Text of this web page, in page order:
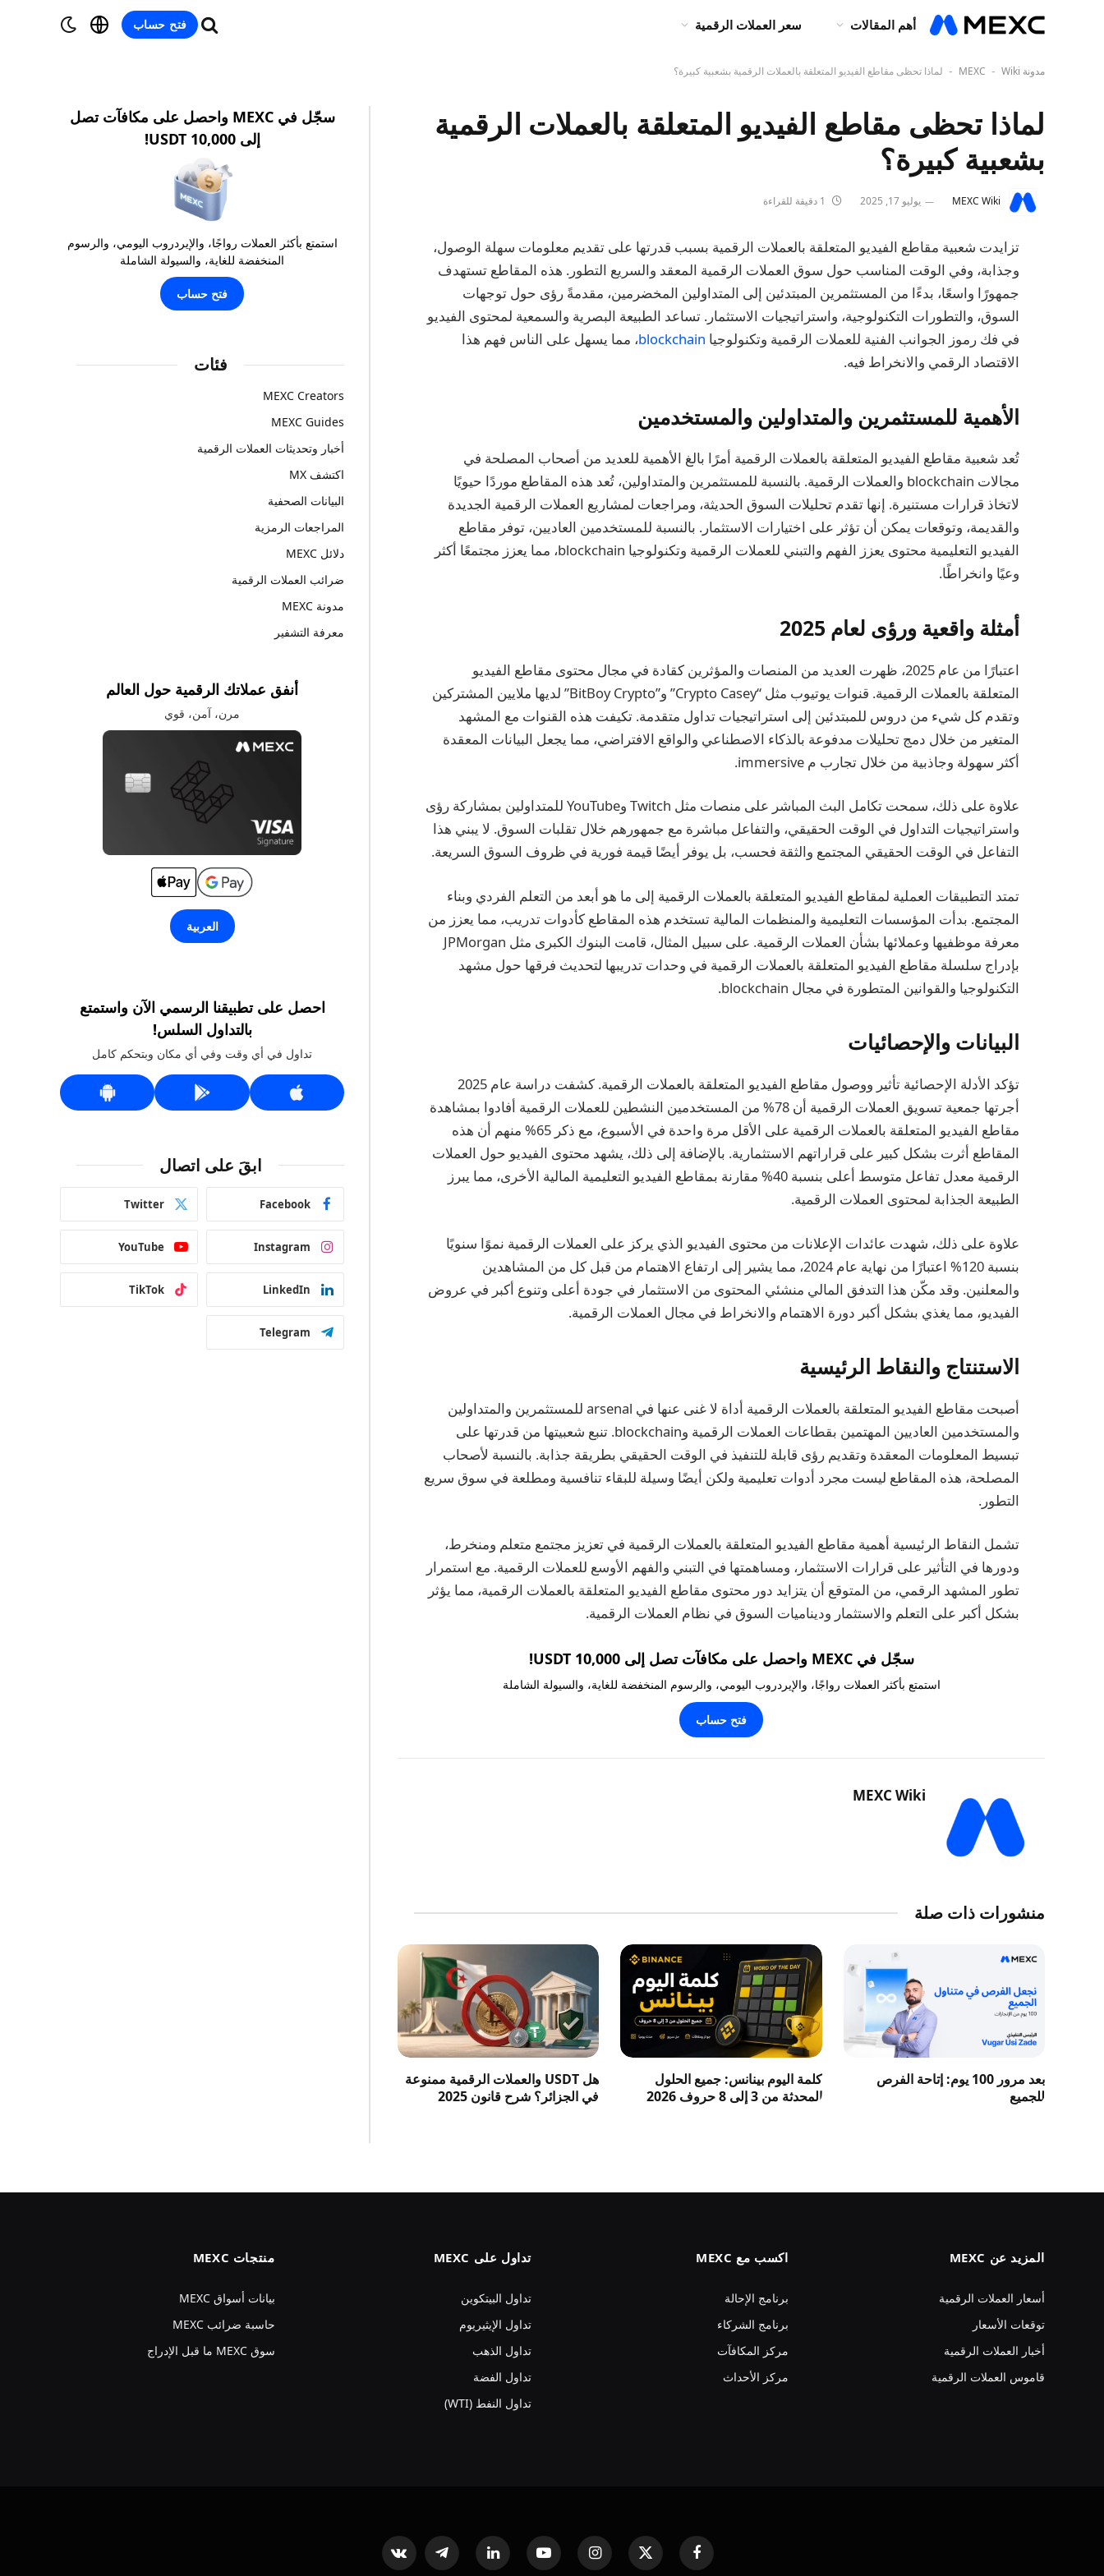
أهم المقالات سعر العملات الرقمية فتح حساب
مدونة MEXC - Wiki
- لماذا تحظى مقاطع الفيديو المتعلقة بالعملات الرقمية بشعبية كبيرة؟
لماذا تحظى مقاطع الفيديو المتعلقة بالعملات الرقمية
بشعبية كبيرة؟
MEXC Wiki يوليو 17, 2025
تزايدت شعبية مقاطع الفيديو المتعلقة بالعملات الرقمية بسبب قدرتها على تقديم معلومات سهلة الوصول،
وجذابة، وفي الوقت المناسب حول سوق العملات الرقمية المعقد والسريع التطور. هذه المقاطع تستهدف
جمهورًا واسعًا، بدءًا من المستثمرين المبتدئين إلى المتداولين المخضرمين، مقدمةً رؤى حول توجهات
السوق، والتطورات التكنولوجية، واستراتيجيات الاستثمار. تساعد الطبيعة البصرية والسمعية لمحتوى الفيديو
في فك رموز الجوانب الفنية للعملات الرقمية وتكنولوجيا blockchain، مما يسهل على الناس فهم هذا
الاقتصاد الرقمي والانخراط فيه.
الأهمية للمستثمرين والمتداولين والمستخدمين
تُعد شعبية مقاطع الفيديو المتعلقة بالعملات الرقمية أمرًا بالغ الأهمية للعديد من أصحاب المصلحة في
مجالات blockchain والعملات الرقمية. بالنسبة للمستثمرين والمتداولين، تُعد هذه المقاطع موردًا حيويًا
لاتخاذ قرارات مستنيرة. إنها تقدم تحليلات السوق الحديثة، ومراجعات لمشاريع العملات الرقمية الجديدة
والقديمة، وتوقعات يمكن أن تؤثر على اختيارات الاستثمار. بالنسبة للمستخدمين العاديين، توفر مقاطع
الفيديو التعليمية محتوى يعزز الفهم والتبني للعملات الرقمية وتكنولوجيا blockchain، مما يعزز مجتمعًا أكثر
وعيًا وانخراطًا.
أمثلة واقعية ورؤى لعام 2025
اعتبارًا من عام 2025، ظهرت العديد من المنصات والمؤثرين كقادة في مجال محتوى مقاطع الفيديو
المتعلقة بالعملات الرقمية. قنوات يوتيوب مثل “Crypto Casey” و”BitBoy Crypto” لديها ملايين المشتركين
وتقدم كل شيء من دروس للمبتدئين إلى استراتيجيات تداول متقدمة. تكيفت هذه القنوات مع المشهد
المتغير من خلال دمج تحليلات مدفوعة بالذكاء الاصطناعي والواقع الافتراضي، مما يجعل البيانات المعقدة
أكثر سهولة وجاذبية من خلال تجارب م immersive.
علاوة على ذلك، سمحت تكامل البث المباشر على منصات مثل Twitch وYouTube للمتداولين بمشاركة رؤى
واستراتيجيات التداول في الوقت الحقيقي، والتفاعل مباشرة مع جمهورهم خلال تقلبات السوق. لا يبني هذا
التفاعل في الوقت الحقيقي المجتمع والثقة فحسب، بل يوفر أيضًا قيمة فورية في ظروف السوق السريعة.
تمتد التطبيقات العملية لمقاطع الفيديو المتعلقة بالعملات الرقمية إلى ما هو أبعد من التعلم الفردي وبناء
المجتمع. بدأت المؤسسات التعليمية والمنظمات المالية تستخدم هذه المقاطع كأدوات تدريب، مما يعزز من
معرفة موظفيها وعملائها بشأن العملات الرقمية. على سبيل المثال، قامت البنوك الكبرى مثل JPMorgan
بإدراج سلسلة مقاطع الفيديو المتعلقة بالعملات الرقمية في وحدات تدريبها لتحديث فرقها حول مشهد
التكنولوجيا والقوانين المتطورة في مجال blockchain.
البيانات والإحصائيات
تؤكد الأدلة الإحصائية تأثير ووصول مقاطع الفيديو المتعلقة بالعملات الرقمية. كشفت دراسة عام 2025
أجرتها جمعية تسويق العملات الرقمية أن 78% من المستخدمين النشطين للعملات الرقمية أفادوا بمشاهدة
مقاطع الفيديو المتعلقة بالعملات الرقمية على الأقل مرة واحدة في الأسبوع، مع ذكر 65% منهم أن هذه
المقاطع أثرت بشكل كبير على قراراتهم الاستثمارية. بالإضافة إلى ذلك، يشهد محتوى الفيديو حول العملات
الرقمية معدل تفاعل متوسط أعلى بنسبة 40% مقارنة بمقاطع الفيديو التعليمية المالية الأخرى، مما يبرز
الطبيعة الجذابة لمحتوى العملات الرقمية.
علاوة على ذلك، شهدت عائدات الإعلانات من محتوى الفيديو الذي يركز على العملات الرقمية نموًا سنويًا
بنسبة 120% اعتبارًا من نهاية عام 2024، مما يشير إلى ارتفاع الاهتمام من قبل كل من المشاهدين
والمعلنين. وقد مكّن هذا التدفق المالي منشئي المحتوى من الاستثمار في جودة أعلى وتنوع أكبر في عروض
الفيديو، مما يغذي بشكل أكبر دورة الاهتمام والانخراط في مجال العملات الرقمية.
الاستنتاج والنقاط الرئيسية
أصبحت مقاطع الفيديو المتعلقة بالعملات الرقمية أداة لا غنى عنها في arsenal للمستثمرين والمتداولين
والمستخدمين العاديين المهتمين بقطاعات العملات الرقمية وblockchain. تنبع شعبيتها من قدرتها على
تبسيط المعلومات المعقدة وتقديم رؤى قابلة للتنفيذ في الوقت الحقيقي بطريقة جذابة. بالنسبة لأصحاب
المصلحة، هذه المقاطع ليست مجرد أدوات تعليمية ولكن أيضًا وسيلة للبقاء تنافسية ومطلعة في سوق سريع
التطور.
تشمل النقاط الرئيسية أهمية مقاطع الفيديو المتعلقة بالعملات الرقمية في تعزيز مجتمع متعلم ومنخرط،
ودورها في التأثير على قرارات الاستثمار، ومساهمتها في التبني والفهم الأوسع للعملات الرقمية. مع استمرار
تطور المشهد الرقمي، من المتوقع أن يتزايد دور محتوى مقاطع الفيديو المتعلقة بالعملات الرقمية، مما يؤثر
بشكل أكبر على التعلم والاستثمار وديناميات السوق في نظام العملات الرقمية.
سجّل في MEXC واحصل على مكافآت تصل إلى 10,000 USDT!
استمتع بأكثر العملات رواجًا، والإيردروب اليومي، والرسوم المنخفضة للغاية، والسيولة الشاملة
فتح حساب
MEXC Wiki
منشورات ذات صلة
بعد مرور 100 يوم: إتاحة الفرص
للجميع
كلمة اليوم بينانس: جميع الحلول
المحدثة من 3 إلى 8 حروف 2026
هل USDT والعملات الرقمية ممنوعة
في الجزائر؟ شرح قانون 2025
سجّل في MEXC واحصل على مكافآت تصل
إلى 10,000 USDT!
استمتع بأكثر العملات رواجًا، والإيردروب اليومي، والرسوم
المنخفضة للغاية، والسيولة الشاملة
فتح حساب
فئات
MEXC Creators
MEXC Guides
أخبار وتحديثات العملات الرقمية
اكتشف MX
البيانات الصحفية
المراجعات الرمزية
دلائل MEXC
ضرائب العملات الرقمية
مدونة MEXC
معرفة التشفير
أنفق عملاتك الرقمية حول العالم
مرن، آمن، قوي
العربية
احصل على تطبيقنا الرسمي الآن واستمتع
بالتداول السلس!
تداول في أي وقت وفي أي مكان وبتحكم كامل
ابقَ على اتصال
Facebook
Twitter
Instagram
YouTube
LinkedIn
TikTok
Telegram
المزيد عن MEXC
أسعار العملات الرقمية
توقعات الأسعار
أخبار العملات الرقمية
قاموس العملات الرقمية
اكسب مع MEXC
برنامج الإحالة
برنامج الشركاء
مركز المكافآت
مركز الأحداث
تداول على MEXC
تداول البيتكوين
تداول الإيثيريوم
تداول الذهب
تداول الفضة
تداول النفط (WTI)
منتجات MEXC
بيانات أسواق MEXC
حاسبة ضرائب MEXC
سوق MEXC ما قبل الإدراج
فيسبوك
X
الانستغرام يوتيوب لينكدإن تيلقرام VKontakte